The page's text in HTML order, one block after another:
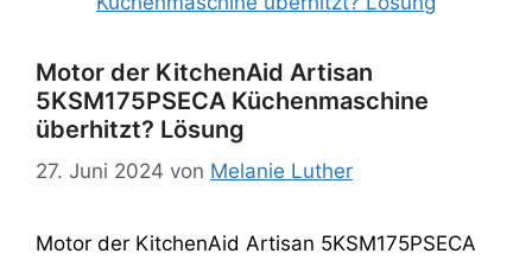
Motor der KitchenAid Artisan
5KSM175PSECA Küchenmaschine
überhitzt? Lösung
27. Juni 2024 von Melanie Luther
Motor der KitchenAid Artisan 5KSM175PSECA